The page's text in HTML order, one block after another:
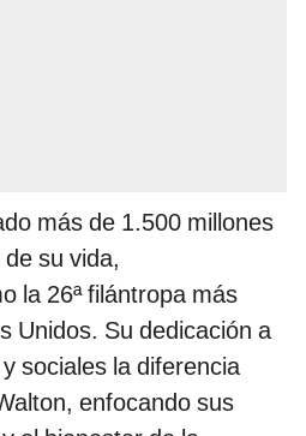
más de 1.500 millones
su vida,
la 26ª filántropa más
Unidos. Su dedicación a
sociales la diferencia
enfocando sus